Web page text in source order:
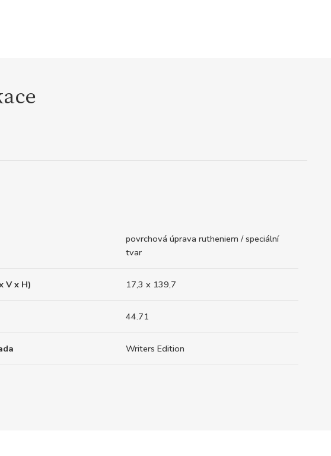
povrchová úprava rutheniem / speciální
tvar
V x H) 17,3 x 139,7
44.71
Writers Edition